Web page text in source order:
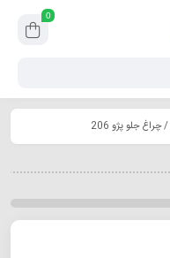
0
/ چراغ جلو پژو 206